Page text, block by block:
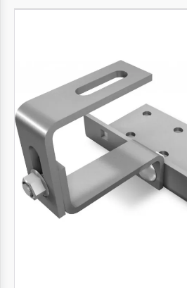
Autentifică-
te
Înregistrează-